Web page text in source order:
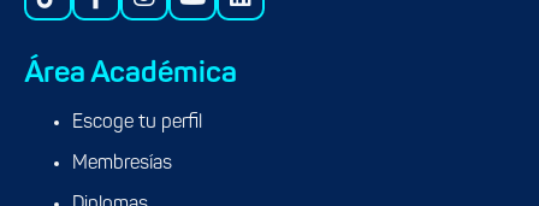
Área Académica
Escoge tu perfil
Membresías